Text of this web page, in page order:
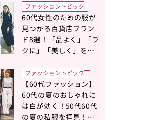
の選び方〉をスタイリ
スト地曳いく子さんが
アドバイス！
ファッショントピック
60代女性のための服が
見つかる百貨店ブラン
ド8選！「品よく」「ラ
クに」「美しく」を叶
ファッショントピック
【60代ファッション】
60代の夏のおしゃれに
は白が効く！50代60代
の夏の私服を拝見！白